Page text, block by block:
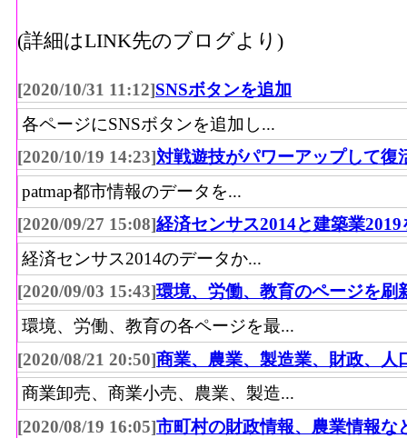
(詳細はLINK先のブログより)
[2020/10/31 11:12]SNSボタンを追加
各ページにSNSボタンを追加し...
[2020/10/19 14:23]対戦遊技がパワーアップして復
patmap都市情報のデータを...
[2020/09/27 15:08]経済センサス2014と建築業2019
経済センサス2014のデータか...
[2020/09/03 15:43]環境、労働、教育のページを刷
環境、労働、教育の各ページを最...
[2020/08/21 20:50]商業、農業、製造業、財政、人
商業卸売、商業小売、農業、製造...
[2020/08/19 16:05]市町村の財政情報、農業情報な